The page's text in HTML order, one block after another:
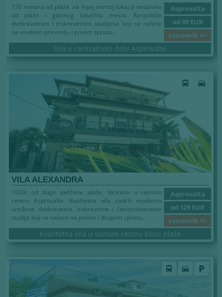
Asprovalta
od 95 EUR
cenovnik >>
150 metara od plaže, na lepoj mirnoj lokaciji nedaleko
od plaže i glavnog šetališta mesta. Raspolaže
dvokrevetnim i trokrevetnim studijima koji se nalaze
na visokom prizemlju i prvom spratu...
Vila u centralnom delu Asprovalte
directions_bus directions_car
VILA ALEXANDRA
Asprovalta
od 129 EUR
cenovnik >>
100m od duge peščane plaže, locirana u samom
centru Asprovalte. Kvalitetna vila sadrži moderno
uređene dvokrevetne, trokrevetne i četvorokrevetne
studije koji se nalaze na prvom i drugom spratu.
Kvalitetna vila u samom centru blizu plaže
directions_bus directions_car local_parking